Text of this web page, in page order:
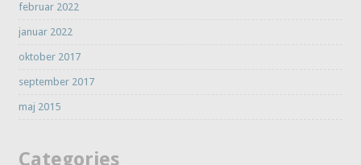
februar 2022
januar 2022
oktober 2017
september 2017
maj 2015
Categories